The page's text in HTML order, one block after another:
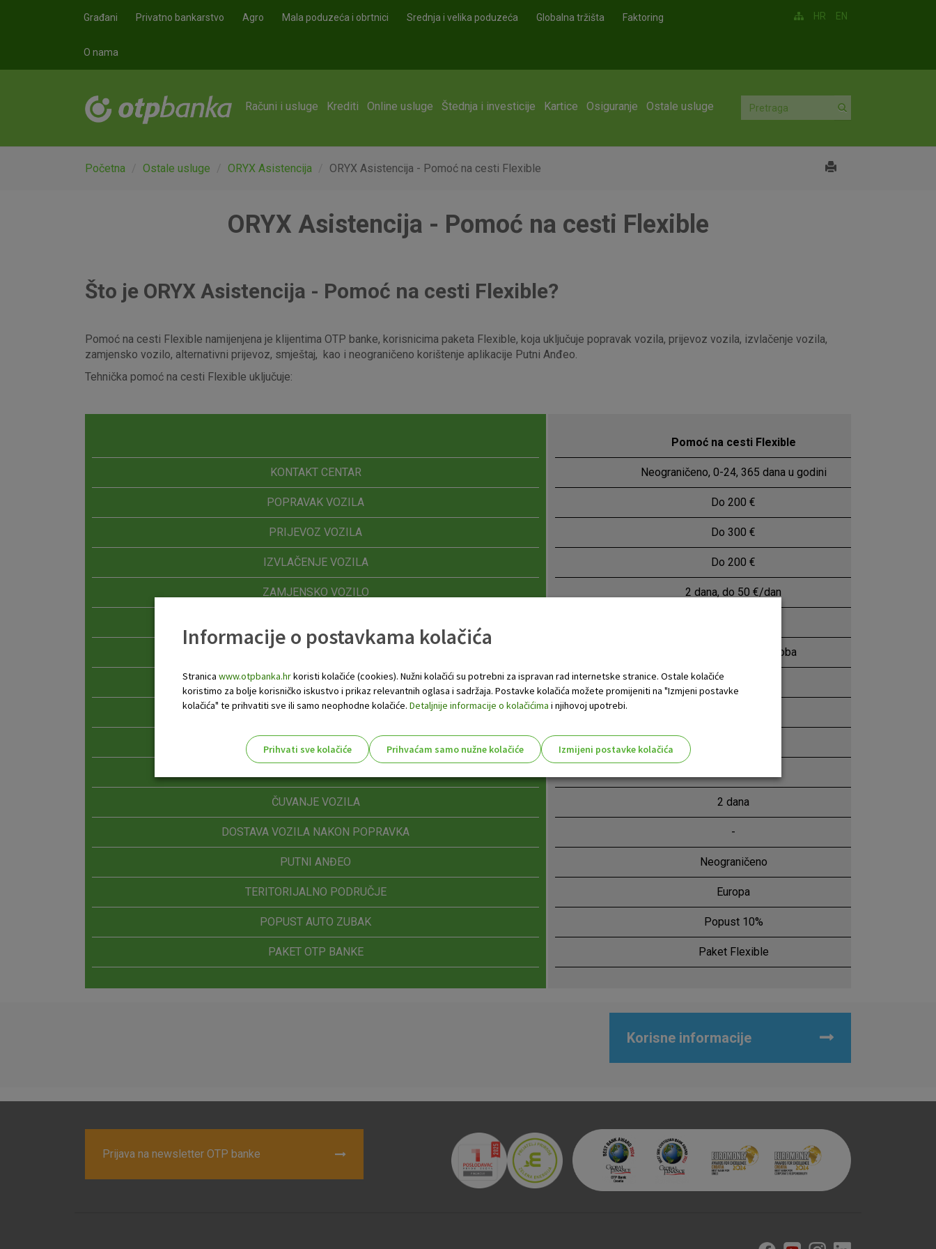
Građani Privatno bankarstvo Agro Mala poduzeća i obrtnici Srednja i velika poduzeća Globalna tržišta Faktoring
O nama
HR EN
Računi i usluge Krediti Online usluge Štednja i investicije Kartice Osiguranje Ostale usluge
Početna Ostale usluge ORYX Asistencija ORYX Asistencija - Pomoć na cesti Flexible
ORYX Asistencija - Pomoć na cesti Flexible
Što je ORYX Asistencija - Pomoć na cesti Flexible?
Pomoć na cesti Flexible namijenjena je klijentima OTP banke, korisnicima paketa Flexible, koja uključuje popravak vozila, prijevoz vozila, izvlačenje vozila,
zamjensko vozilo, alternativni prijevoz, smještaj, kao i neograničeno korištenje aplikacije Putni Anđeo.
Tehnička pomoć na cesti Flexible uključuje:
Pomoć na cesti Flexible
KONTAKT CENTAR Neograničeno, 0-24, 365 dana u godini
POPRAVAK VOZILA Do 200 €
PRIJEVOZ VOZILA Do 300 €
IZVLAČENJE VOZILA Do 200 €
ZAMJENSKO VOZILO 2 dana, do 50 €/dan
SMJEŠTAJ 1 dan, do 50 €/dan/osoba
DOSTAVA REZERVNIH DIJELOVA
DOSTAVA REZERVNIH KLJUČEVA
CARINSKO ZBRINJAVANJE I ODVOZ NA OTPAD
ČUVANJE VOZILA 2 dana
DOSTAVA VOZILA NAKON POPRAVKA -
PUTNI ANĐEO Neograničeno
TERITORIJALNO PODRUČJE Europa
POPUST AUTO ZUBAK Popust 10%
PAKET OTP BANKE Paket Flexible
Korisne informacije
Prijava na newsletter OTP banke
Informacije o postavkama kolačića
Stranica www.otpbanka.hrkoristi kolačiće (cookies). Nužni kolačići su potrebni za ispravan rad internetske stranice. Ostale kolačiće
koristimo za bolje korisničko iskustvo i prikaz relevantnih oglasa i sadržaja. Postavke kolačića možete promijeniti na "Izmjeni postavke
kolačića" te prihvatiti sve ili samo neophodne kolačiće. Detaljnije informacije o kolačićima i njihovoj upotrebi.
Prihvati sve kolačiće Prihvaćam samo nužne kolačiće
Izmijeni postavke kolačića
Nužni
Analitički
kolačići
Prihvaćam upotrebu navedenih kolačića
Nužni (tehnički) kolačići - uvijek aktivni
Ovi kolačići nužni su za funkcioniranje internetske stranice i ne mogu se
isključiti u našim sustavima. Uobičajeno se postavljaju kao odgovor na vaše
radnje koje uključuju zahtjev za uslugama, kao što su postavke kolačića. Svoj
preglednik možete postaviti da blokira te kolačiće ili pošalje upozorenje o
njima, ali u tom slučaju neki dijelovi stranice neće raditi. Ti kolačići ne
pohranjuju nikakve informacije koje bi vas mogle identificirati.
Detaljnije informacije o kolačićima